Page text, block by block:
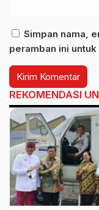
Simpan nama,
peramban ini
REKOMENDASI